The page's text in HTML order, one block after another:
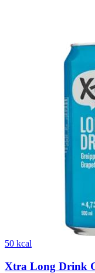
50 kcal
Xtra Long Drink